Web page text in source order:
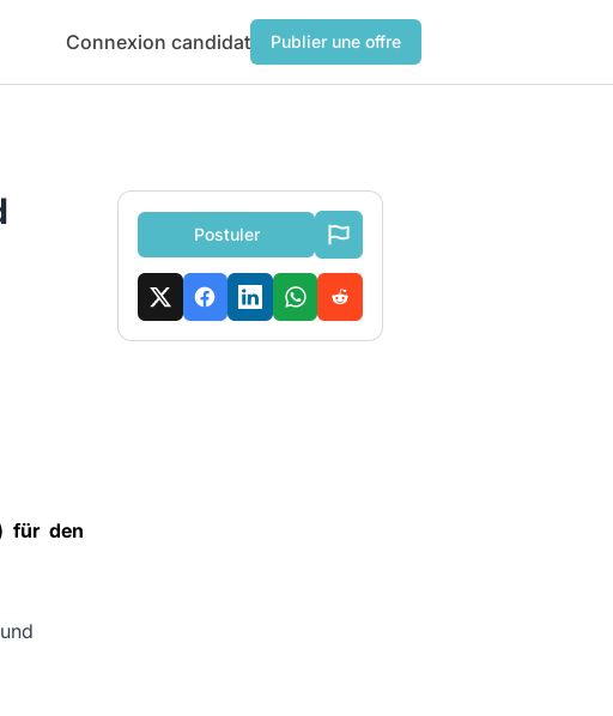
Connexion candidat Publier une offre
für den
Postuler